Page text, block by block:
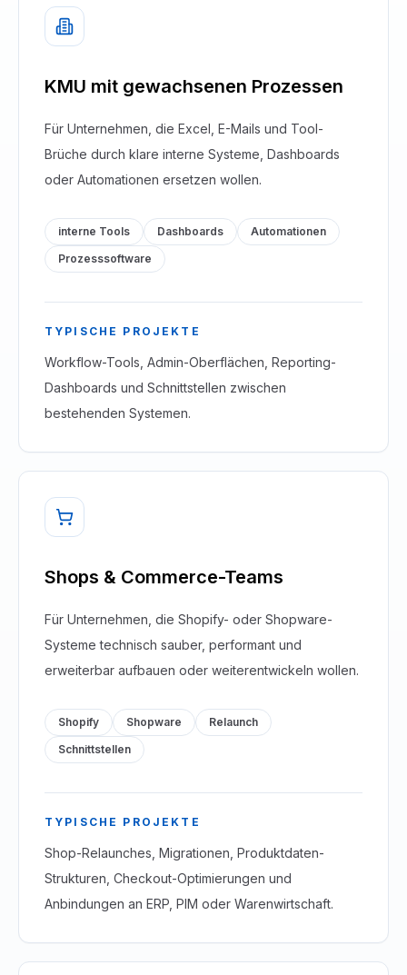
KMU mit gewachsenen Prozessen
Für Unternehmen, die Excel, E-Mails und Tool-
Brüche durch klare interne Systeme, Dashboards
oder Automationen ersetzen wollen.
interne Tools Dashboards
Automationen
Prozesssoftware
TYPISCHE PROJEKTE
Workflow-Tools, Admin-Oberflächen, Reporting-
Dashboards und Schnittstellen zwischen
bestehenden Systemen.
Shops & Commerce-Teams
Für Unternehmen, die Shopify- oder Shopware-
Systeme technisch sauber, performant und
erweiterbar aufbauen oder weiterentwickeln wollen.
Shopify Shopware
Relaunch
Schnittstellen
TYPISCHE PROJEKTE
Shop-Relaunches, Migrationen, Produktdaten-
Strukturen, Checkout-Optimierungen und
Anbindungen an ERP, PIM oder Warenwirtschaft.